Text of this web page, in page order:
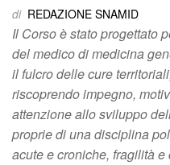
di REDAZIONE SNAMID
Il Corso è stato progettato
del medico di medicina
il fulcro delle cure
riscoprendo impegno,
attenzione allo sviluppo
proprie di una disciplina
acute e croniche, fragilità